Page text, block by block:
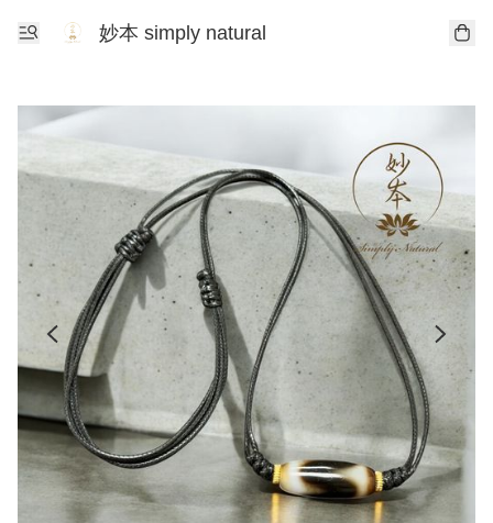
妙本 simply natural